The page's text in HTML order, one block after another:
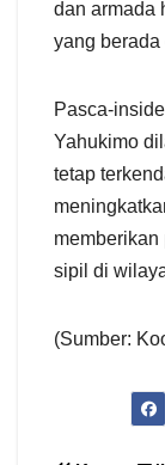
dan armada
yang
Pasca-
Yahukimo
tetap
sipil di
(Sumber: